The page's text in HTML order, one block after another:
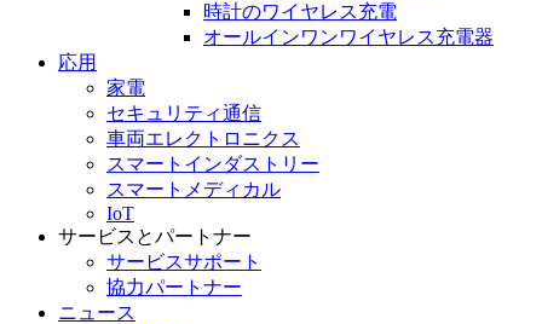
時計のワイヤレス充電
オールインワンワイヤレス充電器
応用
家電
セキュリティ通信
車両エレクトロニクス
スマートインダストリー
スマートメディカル
IoT
サービスとパートナー
サービスサポート
協力パートナー
ニュース